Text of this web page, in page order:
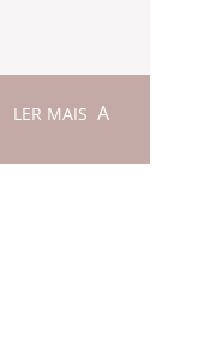
LER MAIS